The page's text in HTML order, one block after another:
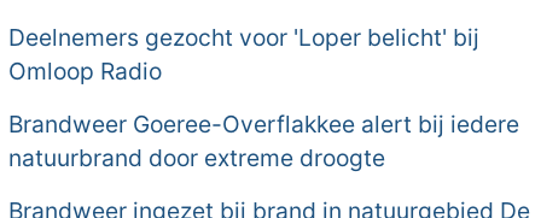
Deelnemers gezocht voor 'Loper belicht' bij
Omloop Radio
Brandweer Goeree-Overflakkee alert bij iedere
natuurbrand door extreme droogte
Brandweer ingezet bij brand in natuurgebied De